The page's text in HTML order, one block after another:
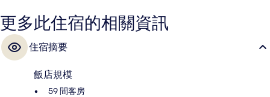
更多此住宿的相關資訊
住宿摘要
飯店規模
59 間客房